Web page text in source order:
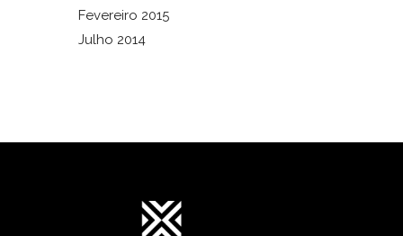
Fevereiro 2015
Julho 2014